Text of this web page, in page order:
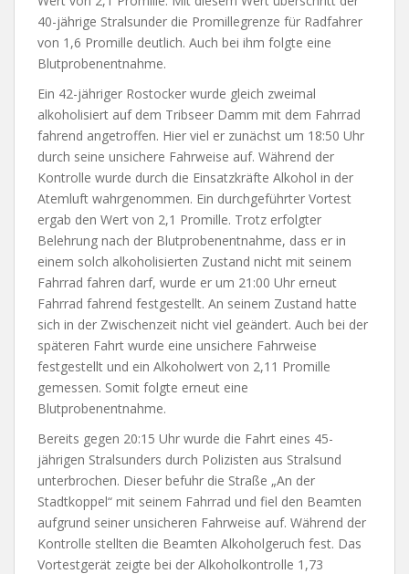
40-jährige Stralsunder die Promillegrenze für Radfahrer
von 1,6 Promille deutlich. Auch bei ihm folgte eine
Blutprobenentnahme.
Ein 42-jähriger Rostocker wurde gleich zweimal
alkoholisiert auf dem Tribseer Damm mit dem Fahrrad
fahrend angetroffen. Hier viel er zunächst um 18:50 Uhr
durch seine unsichere Fahrweise auf. Während der
Kontrolle wurde durch die Einsatzkräfte Alkohol in der
Atemluft wahrgenommen. Ein durchgeführter Vortest
ergab den Wert von 2,1 Promille. Trotz erfolgter
Belehrung nach der Blutprobenentnahme, dass er in
einem solch alkoholisierten Zustand nicht mit seinem
Fahrrad fahren darf, wurde er um 21:00 Uhr erneut
Fahrrad fahrend festgestellt. An seinem Zustand hatte
sich in der Zwischenzeit nicht viel geändert. Auch bei der
späteren Fahrt wurde eine unsichere Fahrweise
festgestellt und ein Alkoholwert von 2,11 Promille
gemessen. Somit folgte erneut eine
Blutprobenentnahme.
Bereits gegen 20:15 Uhr wurde die Fahrt eines 45-
jährigen Stralsunders durch Polizisten aus Stralsund
unterbrochen. Dieser befuhr die Straße „An der
Stadtkoppel“ mit seinem Fahrrad und fiel den Beamten
aufgrund seiner unsicheren Fahrweise auf. Während der
Kontrolle stellten die Beamten Alkoholgeruch fest. Das
Vortestgerät zeigte bei der Alkoholkontrolle 1,73